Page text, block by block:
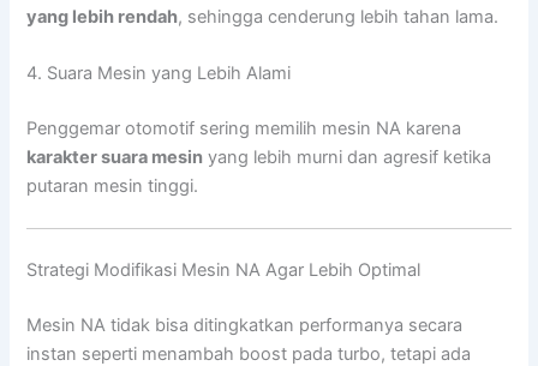
yang lebih rendah, sehingga cenderung lebih tahan lama.
4. Suara Mesin yang Lebih Alami
Penggemar otomotif sering memilih mesin NA karena
karakter suara mesin yang lebih murni dan agresif ketika
putaran mesin tinggi.
Strategi Modifikasi Mesin NA Agar Lebih Optimal
Mesin NA tidak bisa ditingkatkan performanya secara
instan seperti menambah boost pada turbo, tetapi ada